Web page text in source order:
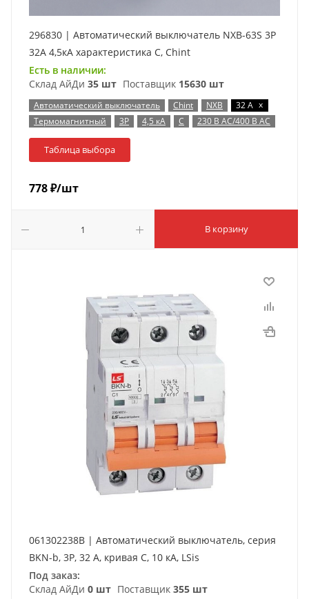
296830 | Автоматический выключатель NXB-63S 3P
32А 4,5кА характеристика C, Chint
Есть в наличии:
Склад АйДи 35 шт Поставщик 15630 шт
Автоматический выключатель Chint NXB 32 А x
Термомагнитный
3P 4,5 кА C 230 В AC/400 В AC
Таблица выбора
778₽/шт
В корзину
061302238B | Автоматический выключатель, серия
BKN-b, 3P, 32 A, кривая C, 10 кА, LSis
Под заказ:
Склад АйДи 0 шт Поставщик 355 шт